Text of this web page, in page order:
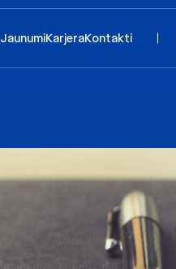
JaunumiKarjeraKontakti